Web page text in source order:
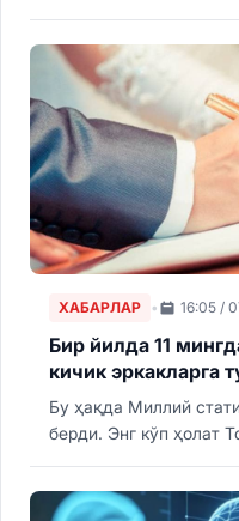
асосида фаолият
ХАБАРЛАР • 16:05 /
Бир йилда 11
кичик эркакларга
Бу ҳақда Миллий
берди. Энг кўп ҳолат